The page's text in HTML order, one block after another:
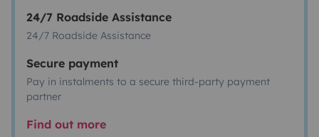
24/7 Roadside Assistance
24/7 Roadside Assistance
Secure payment
Pay in instalments to a secure third-party payment
partner
Find out more